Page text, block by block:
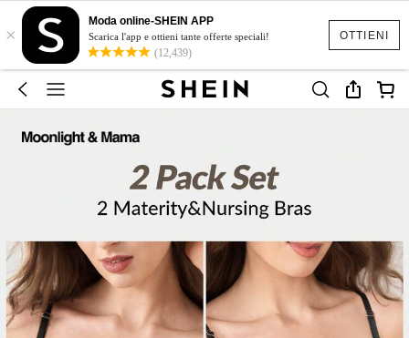
OTTIENI
×
Moda online-SHEIN APP
Scarica l'app e ottieni tante offerte speciali!
(12,439)